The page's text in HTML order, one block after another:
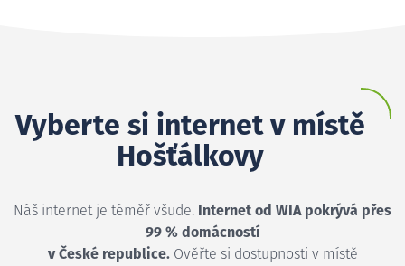
Vyberte si internet v místě
Hošťálkovy
Náš internet je téměř všude. Internet od WIA pokrývá přes
99 % domácností
v České republice.Ověřte si dostupnosti v místě